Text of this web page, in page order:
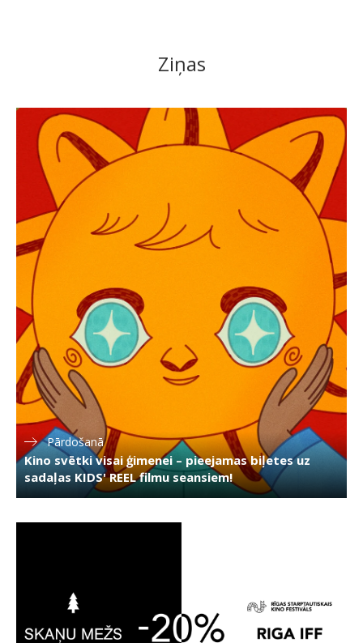
Ziņas
Pārdošanā
Kino svētki visai ģimenei – pieejamas biļetes uz
sadaļas KIDS' REEL filmu seansiem!